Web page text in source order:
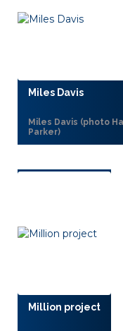
Miles Davis
Miles Davis (photo
Parker)
Million project